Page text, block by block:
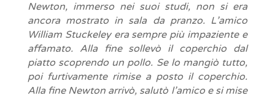
Newton, immerso nei suoi studi, non si era
ancora mostrato in sala da pranzo. L’amico
William Stuckeley era sempre più impaziente e
affamato. Alla fine sollevò il coperchio dal
piatto scoprendo un pollo. Se lo mangiò tutto,
poi furtivamente rimise a posto il coperchio.
Alla fine Newton arrivò, salutò l’amico e si mise